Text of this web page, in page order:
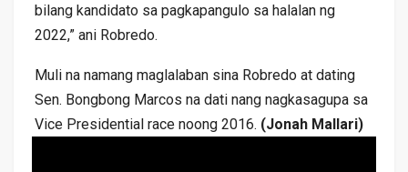
bilang kandidato sa pagkapangulo sa halalan ng
2022,” ani Robredo.
Muli na namang maglalaban sina Robredo at dating
Sen. Bongbong Marcos na dati nang nagkasagupa sa
Vice Presidential race noong 2016. (Jonah Mallari)